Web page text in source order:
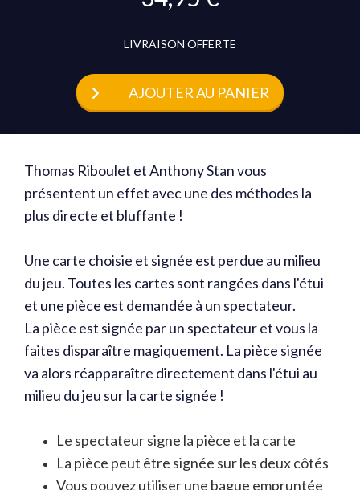
LIVRAISON OFFERTE
AJOUTER AU PANIER
Thomas Riboulet et Anthony Stan vous
présentent un effet avec une des méthodes la
plus directe et bluffante !
Une carte choisie et signée est perdue au milieu
du jeu. Toutes les cartes sont rangées dans l'étui
et une pièce est demandée à un spectateur.
La pièce est signée par un spectateur et vous la
faites disparaître magiquement. La pièce signée
va alors réapparaître directement dans l'étui au
milieu du jeu sur la carte signée !
Le spectateur signe la pièce et la carte
La pièce peut être signée sur les deux côtés
Vous pouvez utiliser une bague empruntée